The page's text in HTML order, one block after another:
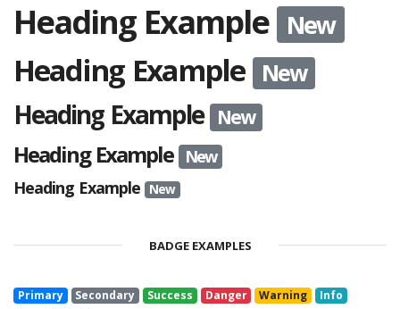
Heading Example New
Heading Example New
Heading Example New
Heading Example New
Heading Example
New
BADGE EXAMPLES
Primary Secondary Success Danger Warning
Info